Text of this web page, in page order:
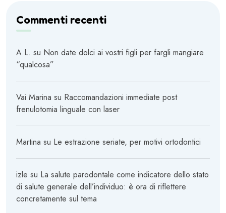
Commenti recenti
A.L. su Non date dolci ai vostri figli per fargli mangiare
“qualcosa”
Vai Marina su Raccomandazioni immediate post
frenulotomia linguale con laser
Martina su Le estrazione seriate, per motivi ortodontici
izle su La salute parodontale come indicatore dello stato
di salute generale dell’individuo: è ora di riflettere
concretamente sul tema